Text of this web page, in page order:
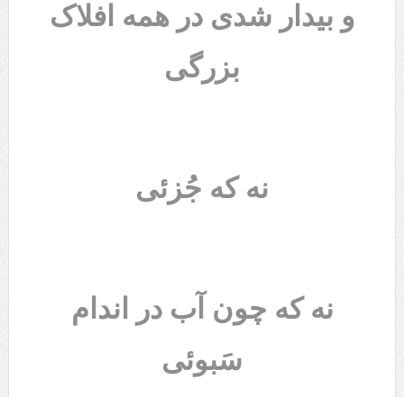
و بیدار شدی در همه افلاک
بزرگی
نه که جُزئی
نه که چون آب در اندام
سَبوئی